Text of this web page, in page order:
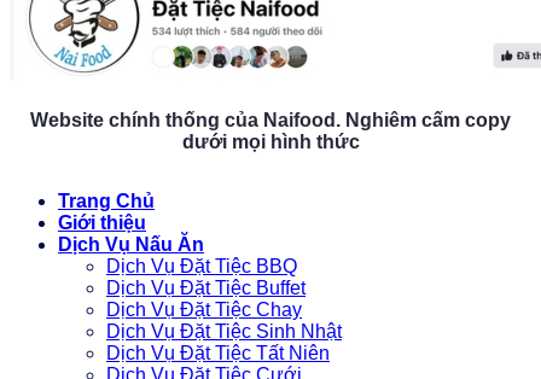
Website chính thống của Naifood. Nghiêm cấm copy
dưới mọi hình thức
Trang Chủ
Giới thiệu
Dịch Vụ Nấu Ăn
Dịch Vụ Đặt Tiệc BBQ
Dịch Vụ Đặt Tiệc Buffet
Dịch Vụ Đặt Tiệc Chay
Dịch Vụ Đặt Tiệc Sinh Nhật
Dịch Vụ Đặt Tiệc Tất Niên